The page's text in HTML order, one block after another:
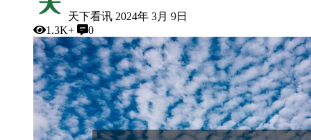
天下看讯 2024年 3月 9日
1.3K+
0